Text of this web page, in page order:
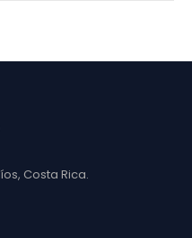
Costa Rica.